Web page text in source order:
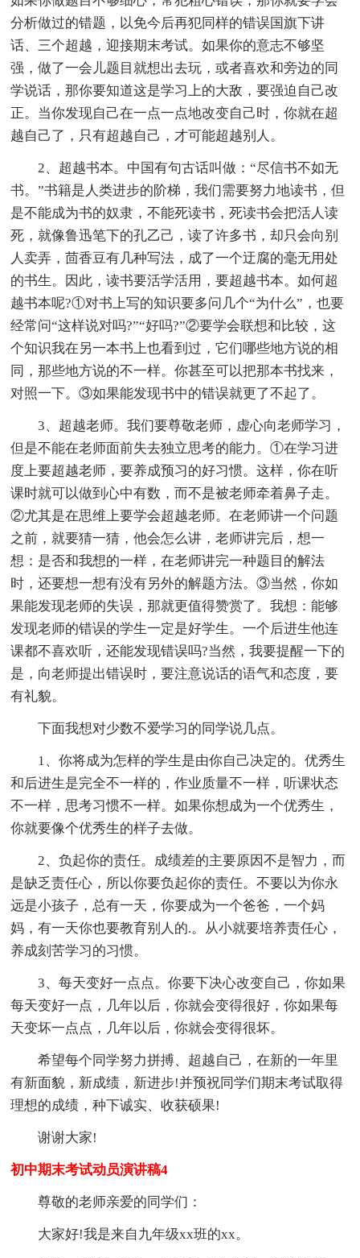
分析做过的错题，以免今后再犯同样的错误国旗下讲
话、三个超越，迎接期末考试。如果你的意志不够坚
强，做了一会儿题目就想出去玩，或者喜欢和旁边的同
学说话，那你要知道这是学习上的大敌，要强迫自己改
正。当你发现自己在一点一点地改变自己时，你就在超
越自己了，只有超越自己，才可能超越别人。
2、超越书本。中国有句古话叫做：“尽信书不如无
书。”书籍是人类进步的阶梯，我们需要努力地读书，但
是不能成为书的奴隶，不能死读书，死读书会把活人读
死，就像鲁迅笔下的孔乙己，读了许多书，却只会向别
人卖弄，茴香豆有几种写法，成了一个迂腐的毫无用处
的书生。因此，读书要活学活用，要超越书本。如何超
越书本呢?①对书上写的知识要多问几个“为什么”，也要
经常问“这样说对吗?”“好吗?”②要学会联想和比较，这
个知识我在另一本书上也看到过，它们哪些地方说的相
同，那些地方说的不一样。你甚至可以把那本书找来，
对照一下。③如果能发现书中的错误就更了不起了。
3、超越老师。我们要尊敬老师，虚心向老师学习，
但是不能在老师面前失去独立思考的能力。①在学习进
度上要超越老师，要养成预习的好习惯。这样，你在听
课时就可以做到心中有数，而不是被老师牵着鼻子走。
②尤其是在思维上要学会超越老师。在老师讲一个问题
之前，就要猜一猜，他会怎么讲，老师讲完后，想一
想：是否和我想的一样，在老师讲完一种题目的解法
时，还要想一想有没有另外的解题方法。③当然，你如
果能发现老师的失误，那就更值得赞赏了。我想：能够
发现老师的错误的学生一定是好学生。一个后进生他连
课都不喜欢听，还能发现错误吗?当然，我要提醒一下的
是，向老师提出错误时，要注意说话的语气和态度，要
有礼貌。
下面我想对少数不爱学习的同学说几点。
1、你将成为怎样的学生是由你自己决定的。优秀生
和后进生是完全不一样的，作业质量不一样，听课状态
不一样，思考习惯不一样。如果你想成为一个优秀生，
你就要像个优秀生的样子去做。
2、负起你的责任。成绩差的主要原因不是智力，而
是缺乏责任心，所以你要负起你的责任。不要以为你永
远是小孩子，总有一天，你要成为一个爸爸，一个妈
妈，有一天你也要教育别人的.。从小就要培养责任心，
养成刻苦学习的习惯。
3、每天变好一点点。你要下决心改变自己，你如果
每天变好一点，几年以后，你就会变得很好，你如果每
天变坏一点点，几年以后，你就会变得很坏。
希望每个同学努力拼搏、超越自己，在新的一年里
有新面貌，新成绩，新进步!并预祝同学们期末考试取得
理想的成绩，种下诚实、收获硕果!
谢谢大家!
初中期末考试动员演讲稿4
尊敬的老师亲爱的同学们：
大家好!我是来自九年级xx班的xx。